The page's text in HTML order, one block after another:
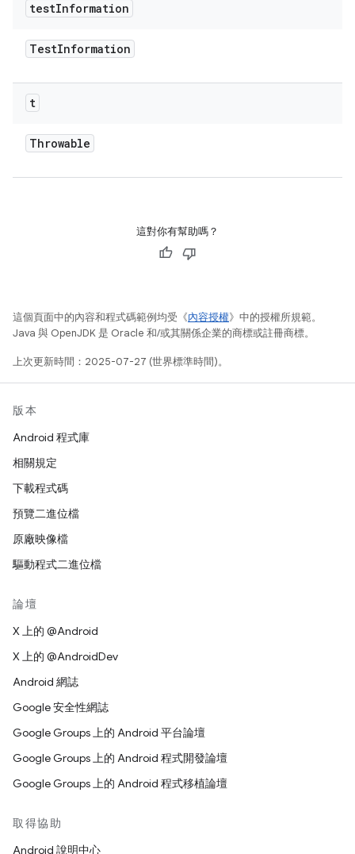
testInformation
TestInformation
t
Throwable
這對你有幫助嗎？
這個頁面中的內容和程式碼範例均受《內容授權》中的授權所規範。
Java 與 OpenJDK 是 Oracle 和/或其關係企業的商標或註冊商標。
上次更新時間：2025-07-27 (世界標準時間)。
版本
Android 程式庫
相關規定
下載程式碼
預覽二進位檔
原廠映像檔
驅動程式二進位檔
論壇
X 上的 @Android
X 上的 @AndroidDev
Android 網誌
Google 安全性網誌
Google Groups 上的 Android 平台論壇
Google Groups 上的 Android 程式開發論壇
Google Groups 上的 Android 程式移植論壇
取得協助
Android 說明中心